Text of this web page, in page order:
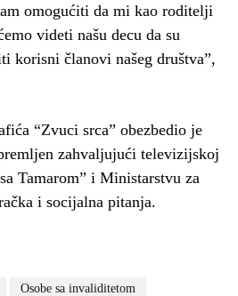
omogućiti da mi kao roditelji
videti našu decu da su
korisni članovi našeg društva”,
“Zvuci srca” obezbedio je
zahvaljujući televizijskoj
Tamarom” i Ministarstvu za
i socijalna pitanja.
Osobe sa invaliditetom